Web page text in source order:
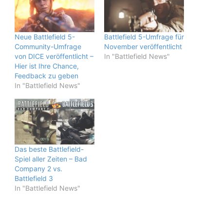
Neue Battlefield 5-
Community-Umfrage
von DICE veröffentlicht –
Hier ist Ihre Chance,
Feedback zu geben
In "Battlefield News"
Battlefield 5-Umfrage für
November veröffentlicht
In "Battlefield News"
Das beste Battlefield-
Spiel aller Zeiten – Bad
Company 2 vs.
Battlefield 3
In "Battlefield News"